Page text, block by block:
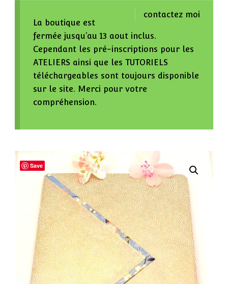
contactez moi
La boutique est
fermée jusqu’au 13 aout inclus.
Cependant les pré-inscriptions pour les
ATELIERS ainsi que les TUTORIELS
téléchargeables sont toujours disponible
sur le site. Merci pour votre
compréhension.
Save